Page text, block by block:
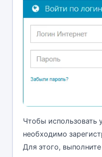
Чтобы использовать
необходимо
Для этого,